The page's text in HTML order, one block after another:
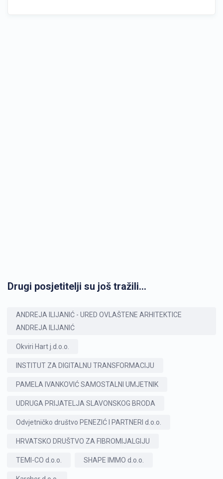
Drugi posjetitelji su još tražili...
ANDREJA ILIJANIĆ - URED OVLAŠTENE ARHITEKTICE
ANDREJA ILIJANIĆ
Okviri Hart j.d.o.o.
INSTITUT ZA DIGITALNU TRANSFORMACIJU
PAMELA IVANKOVIĆ SAMOSTALNI UMJETNIK
UDRUGA PRIJATELJA SLAVONSKOG BRODA
Odvjetničko društvo PENEZIĆ I PARTNERI d.o.o.
HRVATSKO DRUŠTVO ZA FIBROMIJALGIJU
TEMI-CO d.o.o. SHAPE IMMO d.o.o.